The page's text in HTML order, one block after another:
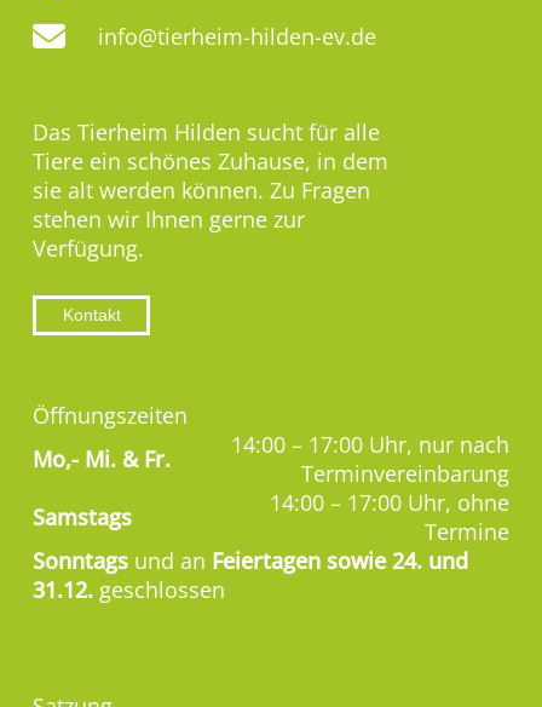
info@tierheim-hilden-ev.de
Das Tierheim Hilden sucht für alle
Tiere ein schönes Zuhause, in dem
sie alt werden können. Zu Fragen
stehen wir Ihnen gerne zur
Verfügung.
Kontakt
Öffnungszeiten
Mo,- Mi. & Fr.
14:00 – 17:00 Uhr, nur nach
Terminvereinbarung
Samstags
14:00 – 17:00 Uhr, ohne
Termine
Sonntags und an Feiertagen sowie 24. und
31.12. geschlossen